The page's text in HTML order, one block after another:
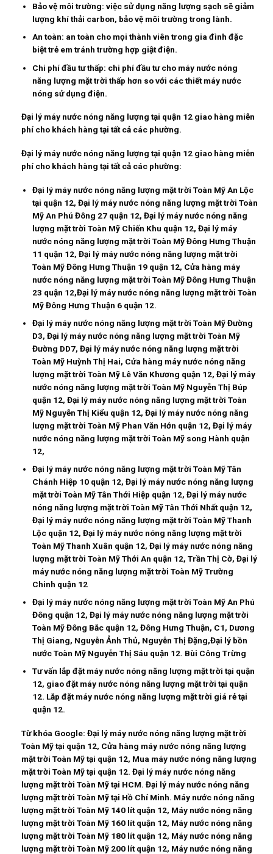
Bảo vệ môi trường: việc sử dụng năng lượng sạch sẽ giảm
lượng khí thải carbon, bảo vệ môi trường trong lành.
An toàn: an toàn cho mọi thành viên trong gia đình đặc
biệt trẻ em tránh trường hợp giật điện.
Chi phí đầu tư thấp: chi phí đầu tư cho máy nước nóng
năng lượng mặt trời thấp hơn so với các thiết máy nước
nóng sử dụng điện.
Đại lý máy nước nóng năng lượng tại quận 12 giao hàng miễn
phí cho khách hàng tại tất cả các phường.
Đại lý máy nước nóng năng lượng tại quận 12 giao hàng miễn
phí cho khách hàng tại tất cả các phường:
Đại lý máy nước nóng năng lượng mặt trời Toàn Mỹ An Lộc
tại quận 12, Đại lý máy nước nóng năng lượng mặt trời Toàn
Mỹ An Phú Đông 27 quận 12, Đại lý máy nước nóng năng
lượng mặt trời Toàn Mỹ Chiến Khu quận 12, Đại lý máy
nước nóng năng lượng mặt trời Toàn Mỹ Đông Hưng Thuận
11 quận 12, Đại lý máy nước nóng năng lượng mặt trời
Toàn Mỹ Đông Hưng Thuận 19 quận 12, Cửa hàng máy
nước nóng năng lượng mặt trời Toàn Mỹ Đông Hưng Thuận
23 quận 12,Đại lý máy nước nóng năng lượng mặt trời Toàn
Mỹ Đông Hưng Thuận 6 quận 12.
Đại lý máy nước nóng năng lượng mặt trời Toàn Mỹ Đường
D3, Đại lý máy nước nóng năng lượng mặt trời Toàn Mỹ
Đường DD7, Đại lý máy nước nóng năng lượng mặt trời
Toàn Mỹ Huỳnh Thị Hai, Cửa hàng máy nước nóng năng
lượng mặt trời Toàn Mỹ Lê Văn Khương quận 12, Đại lý máy
nước nóng năng lượng mặt trời Toàn Mỹ Nguyễn Thị Búp
quận 12, Đại lý máy nước nóng năng lượng mặt trời Toàn
Mỹ Nguyễn Thị Kiểu quận 12, Đại lý máy nước nóng năng
lượng mặt trời Toàn Mỹ Phan Văn Hớn quận 12, Đại lý máy
nước nóng năng lượng mặt trời Toàn Mỹ song Hành quận
12,
Đại lý máy nước nóng năng lượng mặt trời Toàn Mỹ Tân
Chánh Hiệp 10 quận 12, Đại lý máy nước nóng năng lượng
mặt trời Toàn Mỹ Tân Thới Hiệp quận 12, Đại lý máy nước
nóng năng lượng mặt trời Toàn Mỹ Tân Thới Nhất quận 12,
Đại lý máy nước nóng năng lượng mặt trời Toàn Mỹ Thanh
Lộc quận 12, Đại lý máy nước nóng năng lượng mặt trời
Toàn Mỹ Thanh Xuân quận 12, Đại lý máy nước nóng năng
lượng mặt trời Toàn Mỹ Thới An quận 12, Trần Thị Cờ, Đại lý
máy nước nóng năng lượng mặt trời Toàn Mỹ Trường
Chinh quận 12
Đại lý máy nước nóng năng lượng mặt trời Toàn Mỹ An Phú
Đông quận 12, Đại lý máy nước nóng năng lượng mặt trời
Toàn Mỹ Đông Bắc quận 12, Đông Hưng Thuận, C1, Dương
Thị Giang, Nguyễn Ảnh Thủ, Nguyễn Thị Đặng,Đại lý bồn
nước Toàn Mỹ Nguyễn Thị Sáu quận 12. Bùi Công Trừng
Tư vấn lắp đặt máy nước nóng năng lượng mặt trời tại quận
12, giao đặt máy nước nóng năng lượng mặt trời tại quận
12. Lắp đặt máy nước nóng năng lượng mặt trời giá rẻ tại
quận 12.
Từ khóa Google: Đại lý máy nước nóng năng lượng mặt trời
Toàn Mỹ tại quận 12, Cửa hàng máy nước nóng năng lượng
mặt trời Toàn Mỹ tại quận 12, Mua máy nước nóng năng lượng
mặt trời Toàn Mỹ tại quận 12. Đại lý máy nước nóng năng
lượng mặt trời Toàn Mỹ tại HCM. Đại lý máy nước nóng năng
lượng mặt trời Toàn Mỹ tại Hồ Chí Minh. Máy nước nóng năng
lượng mặt trời Toàn Mỹ 140 lít quận 12, Máy nước nóng năng
lượng mặt trời Toàn Mỹ 160 lít quận 12, Máy nước nóng năng
lượng mặt trời Toàn Mỹ 180 lít quận 12, Máy nước nóng năng
lượng mặt trời Toàn Mỹ 200 lít quận 12, Máy nước nóng năng